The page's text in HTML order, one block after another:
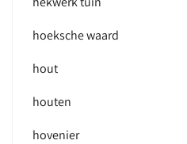
hoeksche waard
hout
houten
hovenier